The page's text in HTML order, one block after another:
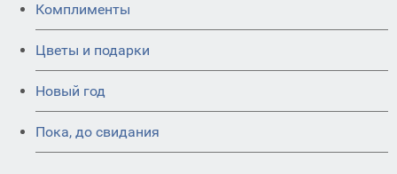
Комплименты
Цветы и подарки
Новый год
Пока, до свидания